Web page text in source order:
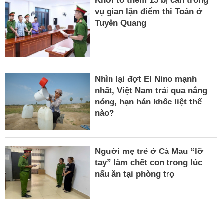
vụ gian lận điểm thi Toán ở
Tuyên Quang
Nhìn lại đợt El Nino mạnh
nhất, Việt Nam trải qua nắng
nóng, hạn hán khốc liệt thế
nào?
Người mẹ trẻ ở Cà Mau “lỡ
tay” làm chết con trong lúc
nấu ăn tại phòng trọ